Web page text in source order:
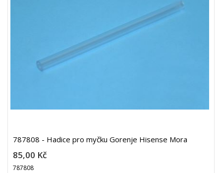
787808 - Hadice pro myčku Gorenje Hisense Mora
85,00 Kč
787808